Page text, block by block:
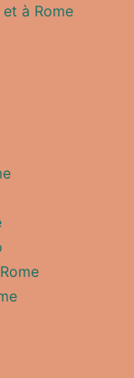
à Rome